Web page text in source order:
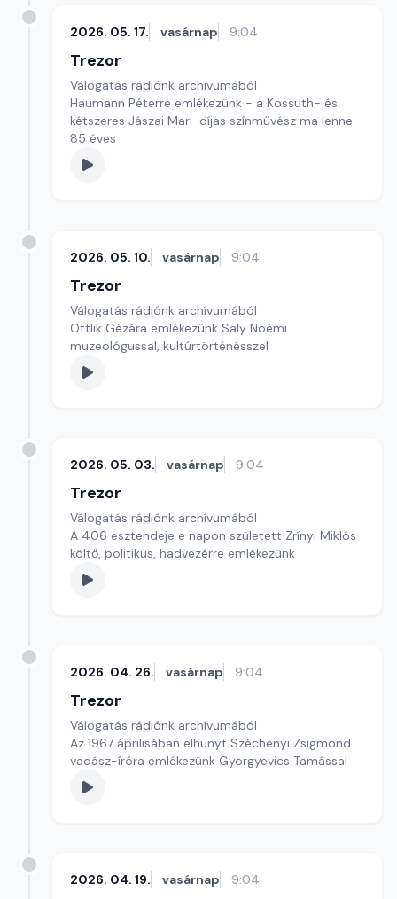
2026. 05. 17. vasárnap 9:04
Trezor
Válogatás rádiónk archívumából
Haumann Péterre emlékezünk - a Kossuth- és
kétszeres Jászai Mari-díjas színművész ma lenne
85 éves
2026. 05. 10. vasárnap 9:04
Trezor
Válogatás rádiónk archívumából
Ottlik Gézára emlékezünk Saly Noémi
muzeológussal, kultúrtörténésszel
2026. 05. 03. vasárnap 9:04
Trezor
Válogatás rádiónk archívumából
A 406 esztendeje e napon született Zrínyi Miklós
költő, politikus, hadvezérre emlékezünk
2026. 04. 26. vasárnap 9:04
Trezor
Válogatás rádiónk archívumából
Az 1967 áprilisában elhunyt Széchenyi Zsigmond
vadász-íróra emlékezünk Gyorgyevics Tamással
2026. 04. 19. vasárnap 9:04